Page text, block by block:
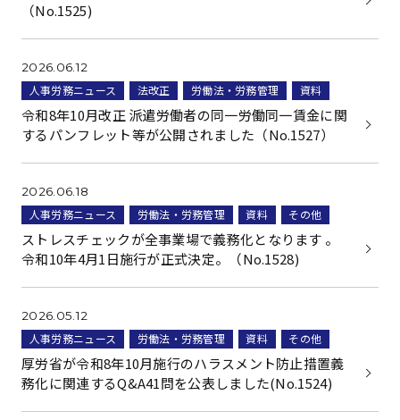
（No.1525)
2026.06.12
人事労務ニュース 法改正 労働法・労務管理 資料
令和8年10月改正 派遣労働者の同一労働同一賃金に関
するパンフレット等が公開されました（No.1527）
2026.06.18
人事労務ニュース 労働法・労務管理 資料 その他
ストレスチェックが全事業場で義務化となります 。
令和10年4月1日施行が正式決定。（No.1528)
2026.05.12
人事労務ニュース 労働法・労務管理 資料 その他
厚労省が令和8年10月施行のハラスメント防止措置義
務化に関連するQ&A41問を公表しました(No.1524)